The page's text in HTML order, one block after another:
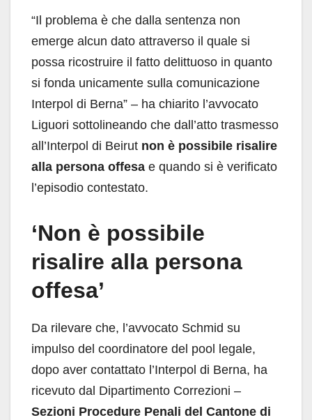
“Il problema è che dalla sentenza non
emerge alcun dato attraverso il quale si
possa ricostruire il fatto delittuoso in quanto
si fonda unicamente sulla comunicazione
Interpol di Berna” – ha chiarito l’avvocato
Liguori sottolineando che dall’atto trasmesso
all’Interpol di Beirut non è possibile risalire
alla persona offesa e quando si è verificato
l’episodio contestato.
‘Non è possibile
risalire alla persona
offesa’
Da rilevare che, l’avvocato Schmid su
impulso del coordinatore del pool legale,
dopo aver contattato l’Interpol di Berna, ha
ricevuto dal Dipartimento Correzioni –
Sezioni Procedure Penali del Cantone di